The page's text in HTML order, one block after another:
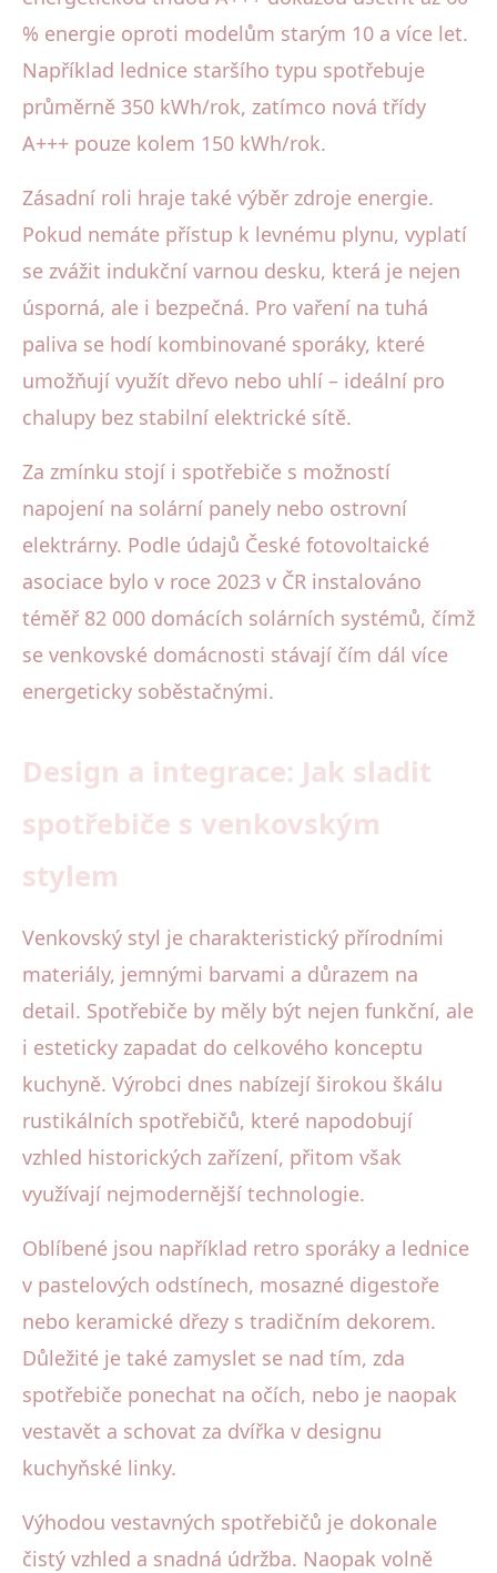
% energie oproti modelům starým 10 a více let.
Například lednice staršího typu spotřebuje
průměrně 350 kWh/rok, zatímco nová třídy
A+++ pouze kolem 150 kWh/rok.
Zásadní roli hraje také výběr zdroje energie.
Pokud nemáte přístup k levnému plynu, vyplatí
se zvážit indukční varnou desku, která je nejen
úsporná, ale i bezpečná. Pro vaření na tuhá
paliva se hodí kombinované sporáky, které
umožňují využít dřevo nebo uhlí – ideální pro
chalupy bez stabilní elektrické sítě.
Za zmínku stojí i spotřebiče s možností
napojení na solární panely nebo ostrovní
elektrárny. Podle údajů České fotovoltaické
asociace bylo v roce 2023 v ČR instalováno
téměř 82 000 domácích solárních systémů, čímž
se venkovské domácnosti stávají čím dál více
energeticky soběstačnými.
Design a integrace: Jak sladit
spotřebiče s venkovským
stylem
Venkovský styl je charakteristický přírodními
materiály, jemnými barvami a důrazem na
detail. Spotřebiče by měly být nejen funkční, ale
i esteticky zapadat do celkového konceptu
kuchyně. Výrobci dnes nabízejí širokou škálu
rustikálních spotřebičů, které napodobují
vzhled historických zařízení, přitom však
využívají nejmodernější technologie.
Oblíbené jsou například retro sporáky a lednice
v pastelových odstínech, mosazné digestoře
nebo keramické dřezy s tradičním dekorem.
Důležité je také zamyslet se nad tím, zda
spotřebiče ponechat na očích, nebo je naopak
vestavět a schovat za dvířka v designu
kuchyňské linky.
Výhodou vestavných spotřebičů je dokonale
čistý vzhled a snadná údržba. Naopak volně